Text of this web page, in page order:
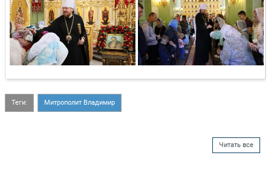
Теги: Митрополит Владимир
Читать все